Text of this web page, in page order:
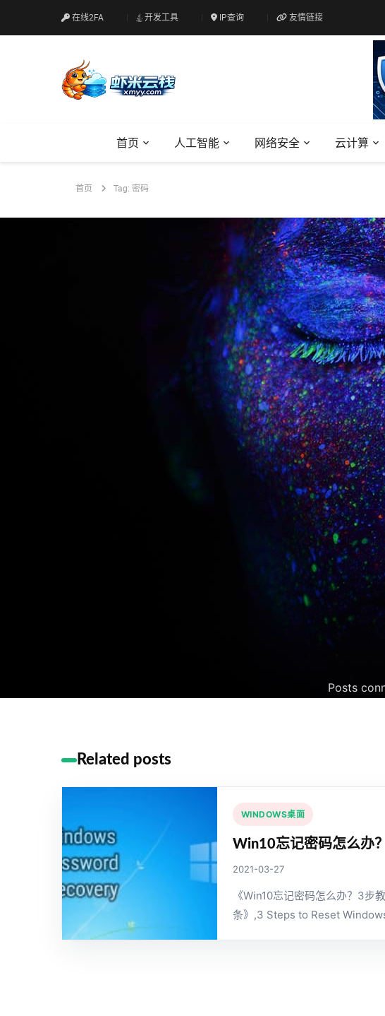
在线2FA 开发工具 IP查询 友情链接
首页 人工智能 网络安全 云计算
首页 Tag: 密码
Posts
Related posts
WINDOWS桌面
Win10忘记密码怎么办
2021-03-27
《Win10忘记密码怎么办？3步
条》,3 Steps to Reset